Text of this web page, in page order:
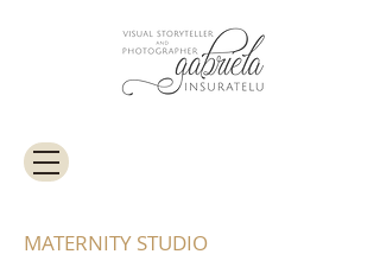
MATERNITY STUDIO